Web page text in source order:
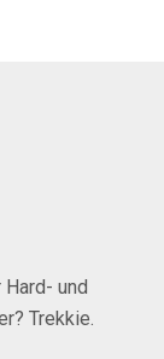
Hard- und
Trekkie.